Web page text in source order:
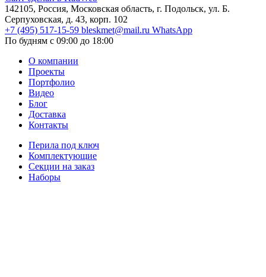
142105, Россия, Московская область, г. Подольск, ул. Б.
Серпуховская, д. 43, корп. 102
+7 (495) 517-15-59 bleskmet@mail.ru WhatsApp
По будням с 09:00 до 18:00
О компании
Проекты
Портфолио
Видео
Блог
Доставка
Контакты
Перила под ключ
Комплектующие
Секции на заказ
Наборы